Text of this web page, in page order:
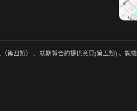
四類） 、就期貨合約提供意見(第五類) 、就